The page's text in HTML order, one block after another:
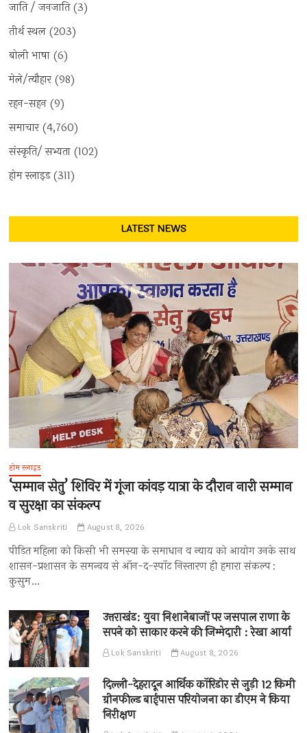
जाति / जनजाति(3)
तीर्थ स्थल (203)
बोली भाषा (6)
मेले/त्यौहार(98)
रहन-सहन (9)
समाचार(4,760)
संस्कृति/ सभ्यता (102)
होम स्लाइड(311)
LATEST NEWS
होम स्लाइड
‘सम्मान सेतु’ शिविर में गूंजा कांवड़ यात्रा के दौरान नारी सम्मान
व सुरक्षा का संकल्प
Lok Sanskriti August 8, 2026
पीड़ित महिला को किसी भी समस्या के समाधान व न्याय को आयोग उनके साथ
शासन-प्रशासन के समन्वय से ऑन-द-स्पॉट निस्तारण ही हमारा संकल्प :
कुसुम…
उत्तराखंड: युवा निशानेबाजों पर जसपाल राणा के
सपने को साकार करने की जिम्मेदारी : रेखा आर्या
Lok Sanskriti August 8, 2026
दिल्ली-देहरादून आर्थिक कॉरिडोर से जुड़ी 12 किमी
ग्रीनफील्ड बाईपास परियोजना का डीएम ने किया
निरीक्षण